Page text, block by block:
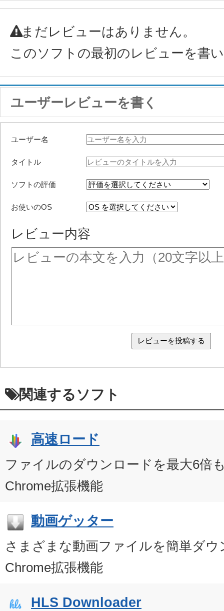
まだレビューはありません。
このソフトの最初のレビューを書
ユーザーレビューを書く
ユーザー名
タイトル
ソフトの評価
お使いのOS
レビュー内容
関連するソフト
高速ロード
ファイルのダウンロードを最大6倍
Chrome拡張機能
動画ゲッター
さまざまな動画ファイルを簡単ダ
Chrome拡張機能
HLS Downloader